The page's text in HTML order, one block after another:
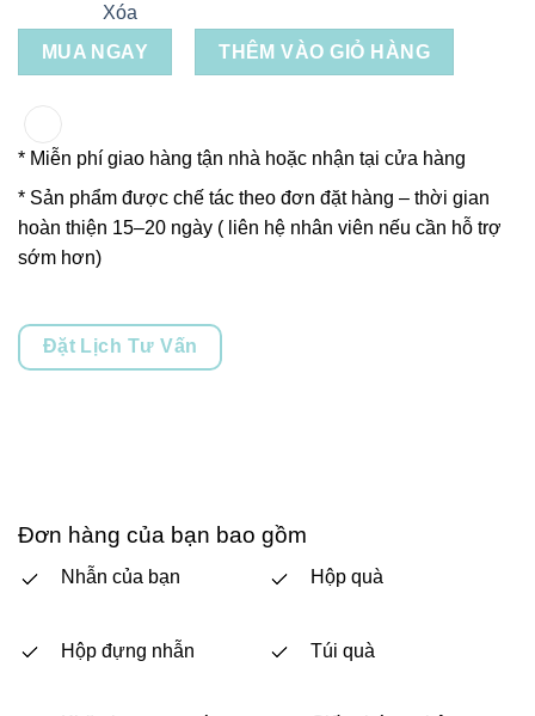
Xóa
MUA NGAY
THÊM VÀO GIỎ HÀNG
* Miễn phí giao hàng tận nhà hoặc nhận tại cửa hàng
* Sản phẩm được chế tác theo đơn đặt hàng – thời gian
hoàn thiện 15–20 ngày ( liên hệ nhân viên nếu cần hỗ trợ
sớm hơn)
Đặt Lịch Tư Vấn
Đơn hàng của bạn bao gồm
Nhẫn của bạn
Hộp đựng nhẫn
Hộp quà
Túi quà